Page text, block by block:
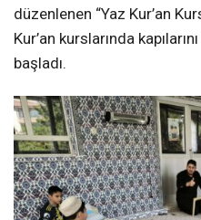
düzenlenen “Yaz Kur’an
Kur’an kurslarında
başladı.